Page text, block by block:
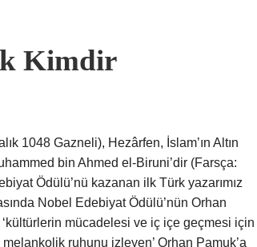
Kimdir
1048 Gazneli), Hezârfen, İslam’ın Altın
bin Ahmed el-Biruni’dir (Farsça:
Nobel Edebiyat Ödülü’nün Orhan
mücadelesi ve iç içe geçmesi için
ruhunu izleyen’ Orhan Pamuk’a